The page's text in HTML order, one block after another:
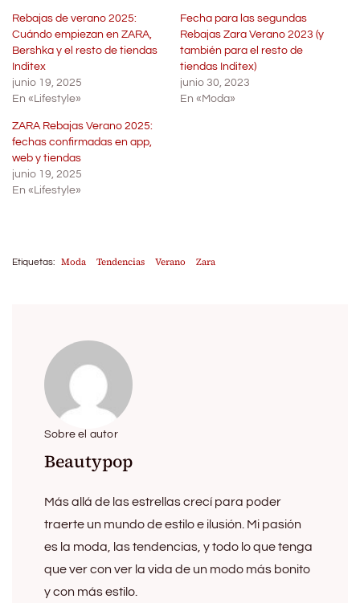
Rebajas de verano 2025:
Cuándo empiezan en ZARA,
Bershka y el resto de tiendas
Inditex
junio 19, 2025
En «Lifestyle»
Fecha para las segundas
Rebajas Zara Verano 2023 (y
también para el resto de
tiendas Inditex)
junio 30, 2023
En «Moda»
ZARA Rebajas Verano 2025:
fechas confirmadas en app,
web y tiendas
junio 19, 2025
En «Lifestyle»
Etiquetas: Moda Tendencias Verano Zara
Sobre el autor
Beautypop
Más allá de las estrellas crecí para poder
traerte un mundo de estilo e ilusión. Mi pasión
es la moda, las tendencias, y todo lo que tenga
que ver con ver la vida de un modo más bonito
y con más estilo.